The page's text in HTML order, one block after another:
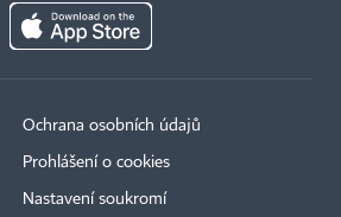
Ochrana osobních údajů
Prohlášení o cookies
Nastavení soukromí